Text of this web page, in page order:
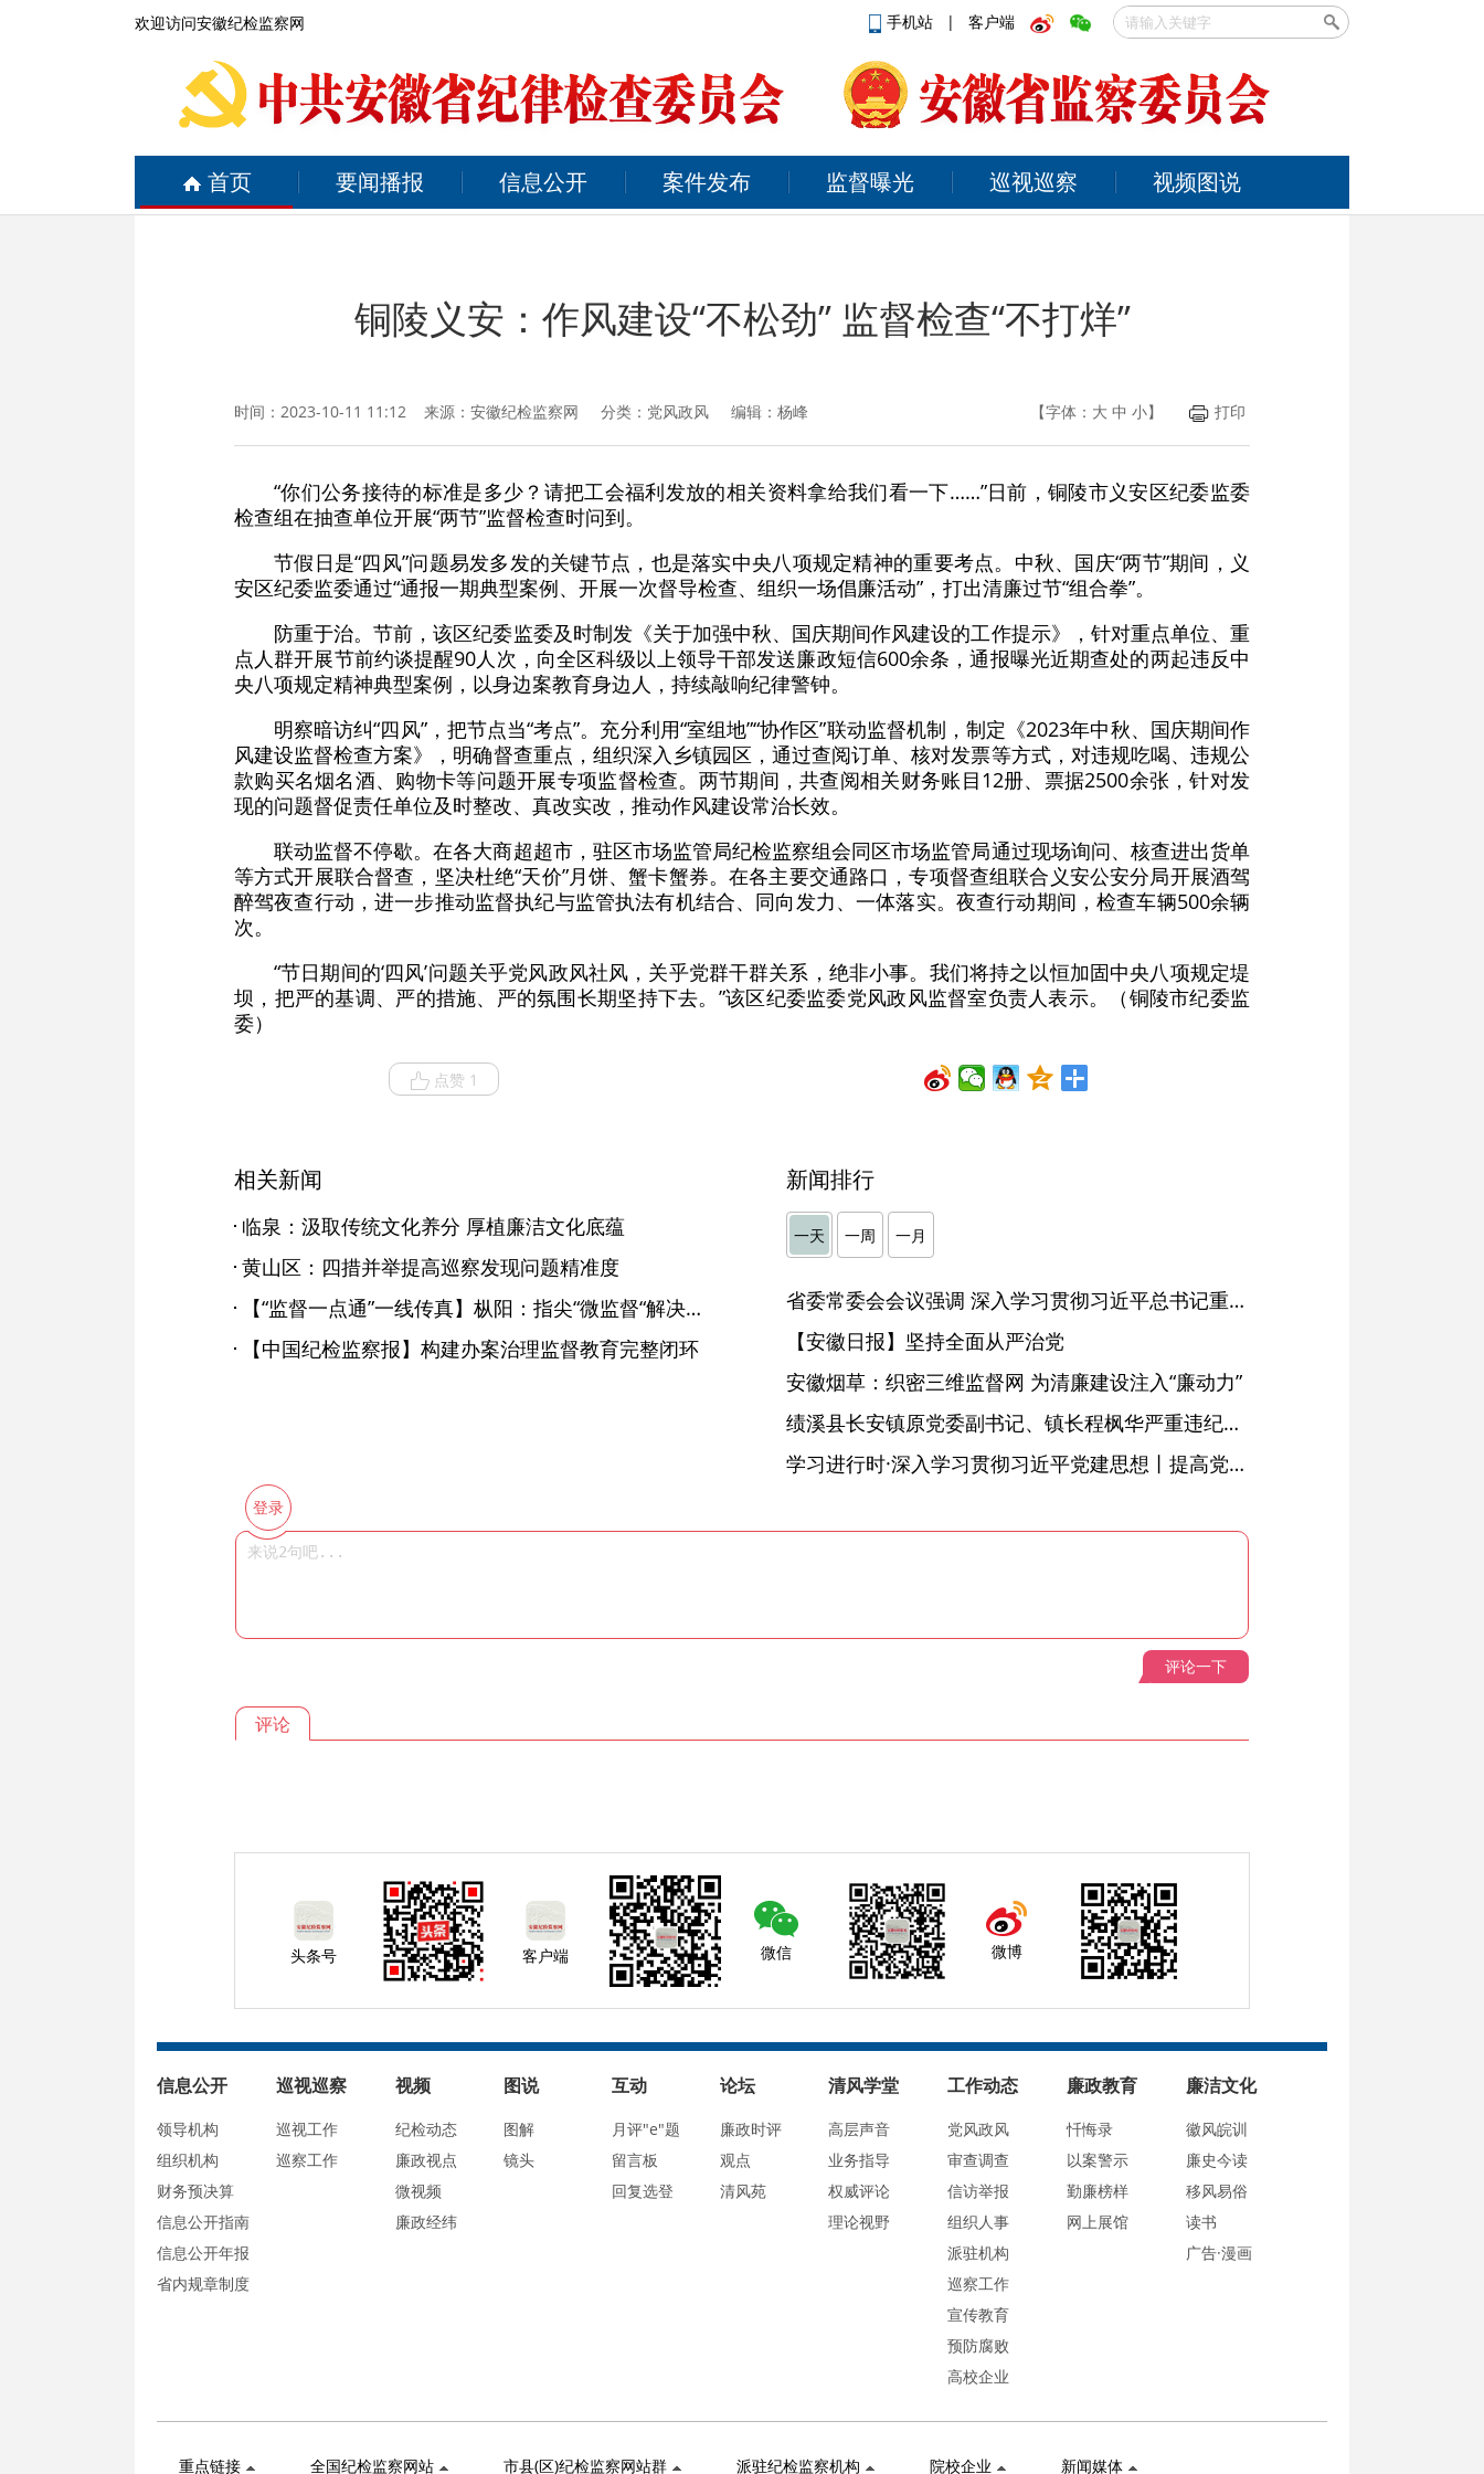
欢迎访问安徽纪检监察网 手机站 | 客户端
首页 要闻播报 信息公开 案件发布 监督曝光 巡视巡察 视频图说
铜陵义安：作风建设“不松劲” 监督检查“不打烊”
时间：2023-10-11 11:12 来源： 安徽纪检监察网 分类：党风政风 编辑：杨峰 【字体： 大 中 小】 打印
“你们公务接待的标准是多少？请把工会福利发放的相关资料拿给我们看一下……”日前，铜陵市义安区纪委监委
检查组在抽查单位开展“两节”监督检查时问到。
节假日是“四风”问题易发多发的关键节点，也是落实中央八项规定精神的重要考点。中秋、国庆“两节”期间，义
安区纪委监委通过“通报一期典型案例、开展一次督导检查、组织一场倡廉活动”，打出清廉过节“组合拳”。
防重于治。节前，该区纪委监委及时制发《关于加强中秋、国庆期间作风建设的工作提示》，针对重点单位、重
点人群开展节前约谈提醒90人次，向全区科级以上领导干部发送廉政短信600余条，通报曝光近期查处的两起违反中
央八项规定精神典型案例，以身边案教育身边人，持续敲响纪律警钟。
明察暗访纠“四风”，把节点当“考点”。充分利用“室组地”“协作区”联动监督机制，制定《2023年中秋、国庆期间作
风建设监督检查方案》，明确督查重点，组织深入乡镇园区，通过查阅订单、核对发票等方式，对违规吃喝、违规公
款购买名烟名酒、购物卡等问题开展专项监督检查。两节期间，共查阅相关财务账目12册、票据2500余张，针对发
现的问题督促责任单位及时整改、真改实改，推动作风建设常治长效。
联动监督不停歇。在各大商超超市，驻区市场监管局纪检监察组会同区市场监管局通过现场询问、核查进出货单
等方式开展联合督查，坚决杜绝“天价”月饼、蟹卡蟹券。在各主要交通路口，专项督查组联合义安公安分局开展酒驾
醉驾夜查行动，进一步推动监督执纪与监管执法有机结合、同向发力、一体落实。夜查行动期间，检查车辆500余辆
次。
“节日期间的‘四风’问题关乎党风政风社风，关乎党群干群关系，绝非小事。我们将持之以恒加固中央八项规定堤
坝，把严的基调、严的措施、严的氛围长期坚持下去。”该区纪委监委党风政风监督室负责人表示。（铜陵市纪委监
委）
点赞 1
相关新闻
临泉：汲取传统文化养分 厚植廉洁文化底蕴
黄山区：四措并举提高巡察发现问题精准度
【“监督一点通”一线传真】枞阳：指尖“微监督“解决群众烦心事
【中国纪检监察报】构建办案治理监督教育完整闭环
新闻排行
一天 一周 一月
省委常委会会议强调 深入学习贯彻习近平总书记重要讲话精神 以高质量党建引领高质量发展 梁言顺主持并讲话
【安徽日报】坚持全面从严治党
安徽烟草：织密三维监督网 为清廉建设注入“廉动力”
绩溪县长安镇原党委副书记、镇长程枫华严重违纪违法被开除党籍和公职
学习进行时·深入学习贯彻习近平党建思想丨提高党的战斗力的法宝
登录
评论一下
评论
头条号 客户端 微信 微博
信息公开
领导机构
组织机构
财务预决算
信息公开指南
信息公开年报
省内规章制度
巡视巡察
巡视工作
巡察工作
视频
纪检动态
廉政视点
微视频
廉政经纬
图说
图解
镜头
互动
月评"e"题
留言板
回复选登
论坛
廉政时评
观点
清风苑
清风学堂
高层声音
业务指导
权威评论
理论视野
工作动态
党风政风
审查调查
信访举报
组织人事
派驻机构
巡察工作
宣传教育
预防腐败
高校企业
廉政教育
忏悔录
以案警示
勤廉榜样
网上展馆
廉洁文化
徽风皖训
廉史今读
移风易俗
读书
广告·漫画
重点链接 全国纪检监察网站 市县(区)纪检监察网站群 派驻纪检监察机构 院校企业 新闻媒体